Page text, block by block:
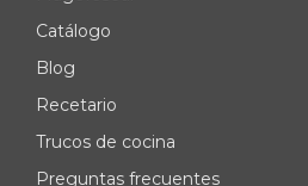
Catálogo
Blog
Recetario
Trucos de cocina
Preguntas frecuentes